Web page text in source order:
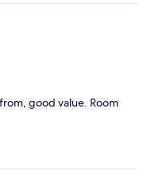
good value. Room